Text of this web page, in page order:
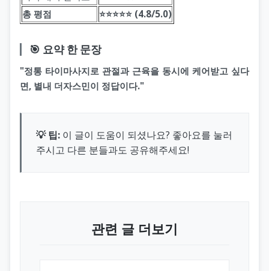
총 평점
⭐️⭐️⭐️⭐️⭐️ (4.8/5.0)
🎯 요약 한 문장
"정통 타이마사지로 관절과 근육을 동시에 케어받고 싶다
면, 별내 더자스민이 정답이다."
💡 팁: 이 글이 도움이 되셨나요? 좋아요를 눌러
주시고 다른 분들과도 공유해주세요!
관련 글 더보기